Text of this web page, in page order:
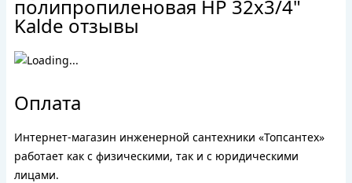
полипропиленовая НР 32х3/4"
Kalde отзывы
Оплата
Интернет-магазин инженерной сантехники «Топсантех»
работает как с физическими, так и с юридическими
лицами.